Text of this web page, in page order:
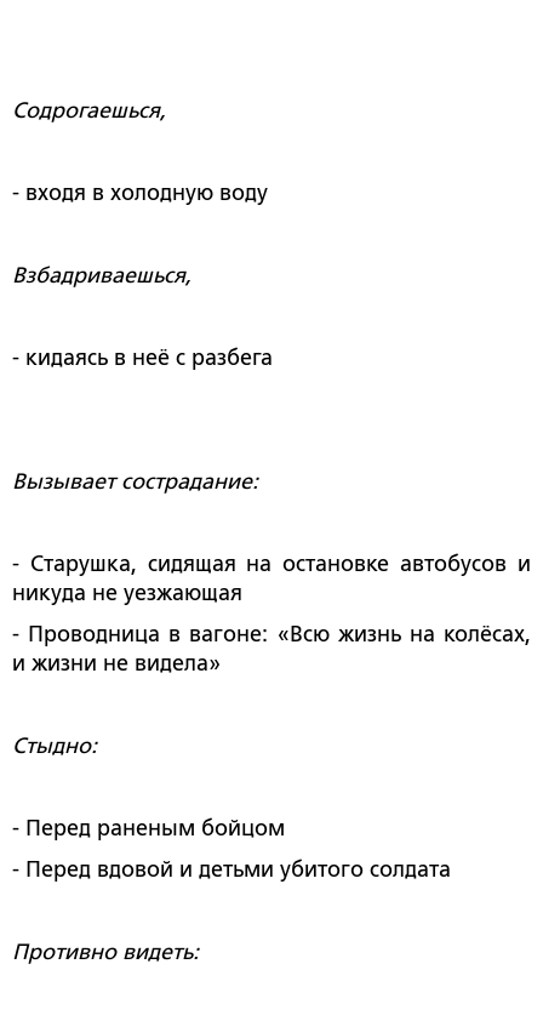
Содрогаешься,
- входя в холодную воду
Взбадриваешься,
- кидаясь в неё с разбега
Вызывает сострадание:
- Старушка, сидящая на остановке автобусов и
никуда не уезжающая
- Проводница в вагоне: «Всю жизнь на колёсах,
и жизни не видела»
Стыдно:
- Перед раненым бойцом
- Перед вдовой и детьми убитого солдата
Противно видеть: